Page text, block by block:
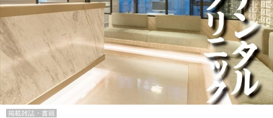
掲載雑誌・書籍